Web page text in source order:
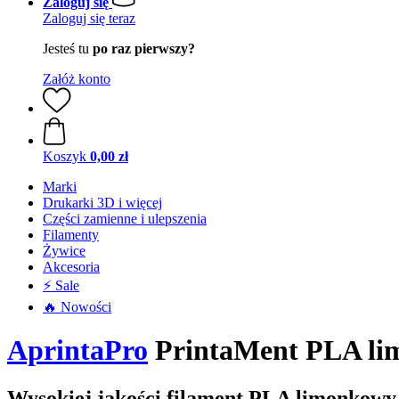
Zaloguj się teraz
Jesteś tu po raz pierwszy?
Załóż konto
Koszyk 0,00 zł
Marki
Drukarki 3D i więcej
Części zamienne i ulepszenia
Filamenty
Żywice
Akcesoria
⚡ Sale
🔥 Nowości
AprintaPro PrintaMent PLA